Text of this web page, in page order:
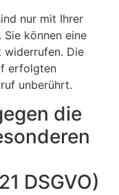
nur mit Ihrer
können eine
Die
erfolgten
unberührt.
die
DSGVO)